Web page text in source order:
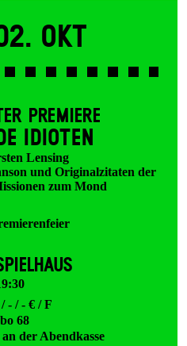
Okt
PREMIERE
IDIOTEN
Lensing
und Originalzitaten der
zum Mond
- / - € / F
68
der Abendkasse